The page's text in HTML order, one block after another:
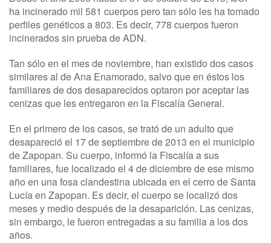
ha incinerado mil 581 cuerpos pero tan sólo les ha tomado
perfiles genéticos a 803. Es decir, 778 cuerpos fueron
incinerados sin prueba de ADN.
Tan sólo en el mes de noviembre, han existido dos casos
similares al de Ana Enamorado, salvo que en éstos los
familiares de dos desaparecidos optaron por aceptar las
cenizas que les entregaron en la Fiscalía General.
En el primero de los casos, se trató de un adulto que
desapareció el 17 de septiembre de 2013 en el municipio
de Zapopan. Su cuerpo, informó la Fiscalía a sus
familiares, fue localizado el 4 de diciembre de ese mismo
año en una fosa clandestina ubicada en el cerro de Santa
Lucía en Zapopan. Es decir, el cuerpo se localizó dos
meses y medio después de la desaparición. Las cenizas,
sin embargo, le fueron entregadas a su familia a los dos
años.